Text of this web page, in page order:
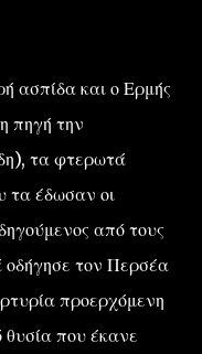
ασπίδα και ο Ερμής
πηγή την
τα φτερωτά
τα έδωσαν οι
από τους
τον Περσέα
προερχόμενη
που έκανε